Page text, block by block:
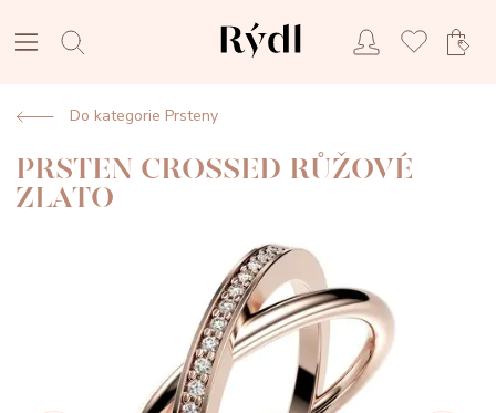
Do kategorie Prsteny
PRSTEN CROSSED RŮŽOVÉ
ZLATO